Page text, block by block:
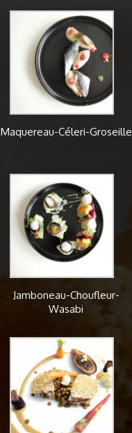
Maquereau-Céleri-Groseille
Jamboneau-Choufleur-
Wasabi